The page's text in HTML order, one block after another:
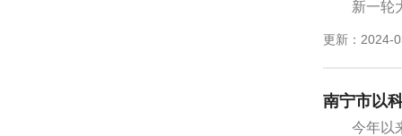
新一轮
更新：2024-
南宁市以
今年以